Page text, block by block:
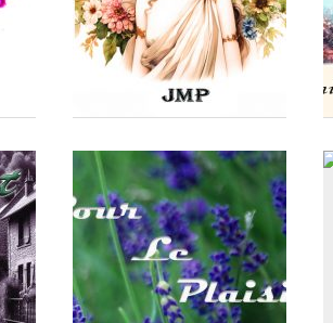
La traversée de Marseille